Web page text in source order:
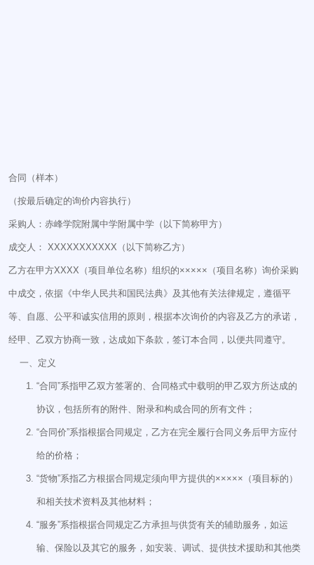
合同（样本）
（按最后确定的询价内容执行）
采购人：赤峰学院附属中学附属中学（以下简称甲方）
成交人： XXXXXXXXXXX（以下简称乙方）
乙方在甲方XXXX（项目单位名称）组织的×××××（项目名称）询价采购
中成交，依据《中华人民共和国民法典》及其他有关法律规定，遵循平
等、自愿、公平和诚实信用的原则，根据本次询价的内容及乙方的承诺，
经甲、乙双方协商一致，达成如下条款，签订本合同，以便共同遵守。
一、定义
“合同”系指甲乙双方签署的、合同格式中载明的甲乙双方所达成的
协议，包括所有的附件、附录和构成合同的所有文件；
“合同价”系指根据合同规定，乙方在完全履行合同义务后甲方应付
给的价格；
“货物”系指乙方根据合同规定须向甲方提供的×××××（项目标的）
和相关技术资料及其他材料；
“服务”系指根据合同规定乙方承担与供货有关的辅助服务，如运
输、保险以及其它的服务，如安装、调试、提供技术援助和其他类